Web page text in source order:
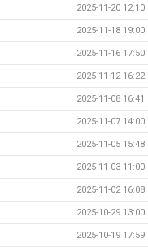
2025-11-20 12:10
2025-11-18 19:00
2025-11-16 17:50
2025-11-12 16:22
2025-11-08 16:41
2025-11-07 14:00
2025-11-05 15:48
2025-11-03 11:00
2025-11-02 16:08
2025-10-29 13:00
2025-10-19 17:59